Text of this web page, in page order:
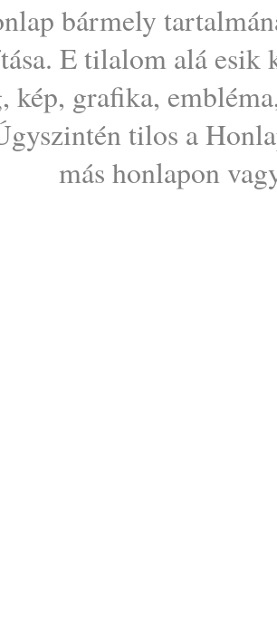
bármely
E tilalom alá esik
kép, grafika,
tilos a
más honlapon